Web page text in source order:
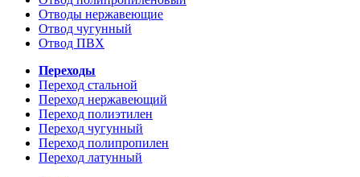
Отводы нержавеющие
Отвод чугунный
Отвод ПВХ
Переходы
Переход стальной
Переход нержавеющий
Переход полиэтилен
Переход чугунный
Переход полипропилен
Переход латунный